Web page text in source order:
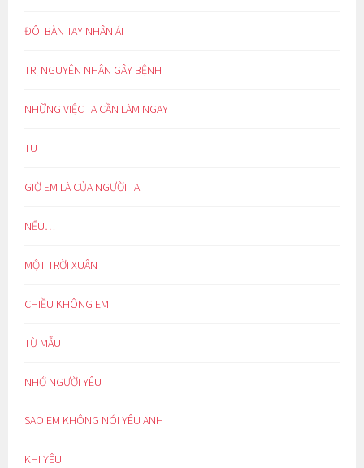
ĐÔI BÀN TAY NHÂN ÁI
TRỊ NGUYÊN NHÂN GÂY BỆNH
NHỮNG VIỆC TA CẦN LÀM NGAY
TU
GIỜ EM LÀ CỦA NGƯỜI TA
NẾU…
MỘT TRỜI XUÂN
CHIỀU KHÔNG EM
TỪ MẪU
NHỚ NGƯỜI YÊU
SAO EM KHÔNG NÓI YÊU ANH
KHI YÊU